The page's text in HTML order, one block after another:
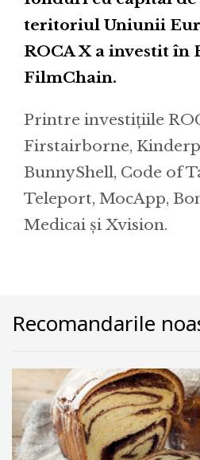
teritoriul Uniunii
ROCA X a investit în
FilmChain.
Printre investițiile
Firstairborne,
BunnyShell, Code of
Teleport, MocApp,
Medicai și Xvision.
Recomandarile